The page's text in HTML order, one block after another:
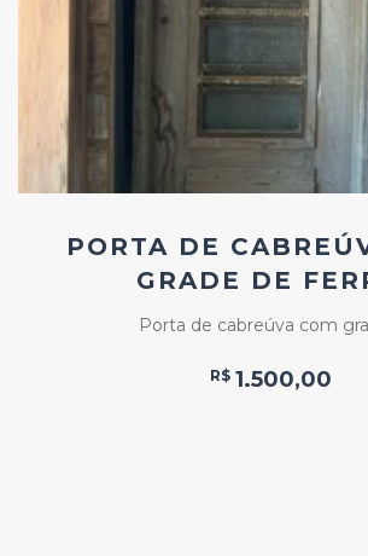
PORTA DE
GRADE DE
Porta de cabreúva com
R$ 1.500,00